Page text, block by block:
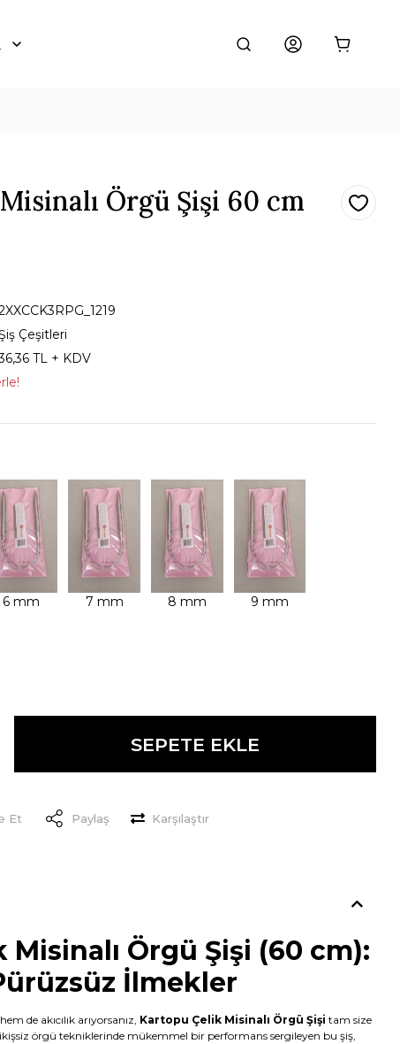
Örgü Şişi 60 cm
Çeşitleri
TL + KDV
SEPETE EKLE
Et Paylaş Karşılaştır
Örgü Şişi (60 cm):
İlmekler
de akıcılık arıyorsanız, Kartopu Çelik Misinalı Örgü Şişi tam size
örgü tekniklerinde mükemmel bir performans sergileyen bu şiş,